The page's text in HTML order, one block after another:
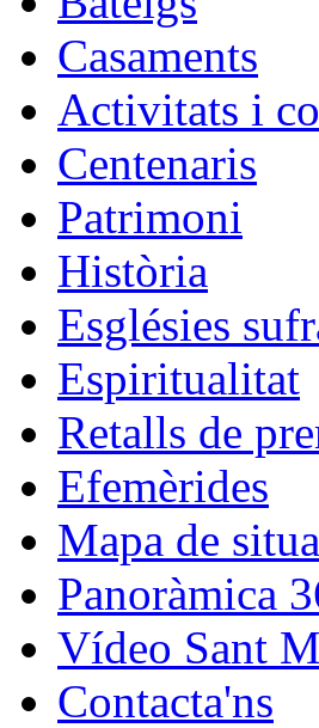
Casaments
Activitats i
Centenaris
Patrimoni
Història
Esglésies
Espiritualitat
Retalls de
Efemèrides
Mapa de
Panoràmica
Vídeo Sant
Contacta'ns